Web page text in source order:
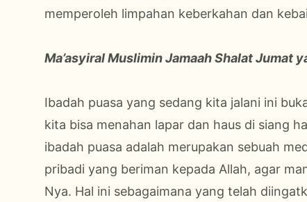
memperoleh limpahan keberkahan dan
Ma’asyiral Muslimin Jamaah Shalat Jumat
Ibadah puasa yang sedang kita jalani ini
kita bisa menahan lapar dan haus di siang
ibadah puasa adalah merupakan sebuah
pribadi yang beriman kepada Allah, agar
Nya. Hal ini sebagaimana yang telah